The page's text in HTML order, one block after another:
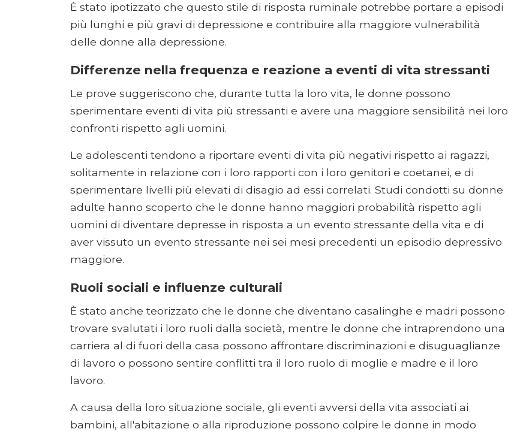
È stato ipotizzato che questo stile di risposta ruminale potrebbe portare a episodi
più lunghi e più gravi di depressione e contribuire alla maggiore vulnerabilità
delle donne alla depressione.
Differenze nella frequenza e reazione a eventi di vita stressanti
Le prove suggeriscono che, durante tutta la loro vita, le donne possono
sperimentare eventi di vita più stressanti e avere una maggiore sensibilità nei loro
confronti rispetto agli uomini.
Le adolescenti tendono a riportare eventi di vita più negativi rispetto ai ragazzi,
solitamente in relazione con i loro rapporti con i loro genitori e coetanei, e di
sperimentare livelli più elevati di disagio ad essi correlati. Studi condotti su donne
adulte hanno scoperto che le donne hanno maggiori probabilità rispetto agli
uomini di diventare depresse in risposta a un evento stressante della vita e di
aver vissuto un evento stressante nei sei mesi precedenti un episodio depressivo
maggiore.
Ruoli sociali e influenze culturali
È stato anche teorizzato che le donne che diventano casalinghe e madri possono
trovare svalutati i loro ruoli dalla società, mentre le donne che intraprendono una
carriera al di fuori della casa possono affrontare discriminazioni e disuguaglianze
di lavoro o possono sentire conflitti tra il loro ruolo di moglie e madre e il loro
lavoro.
A causa della loro situazione sociale, gli eventi avversi della vita associati ai
bambini, all'abitazione o alla riproduzione possono colpire le donne in modo